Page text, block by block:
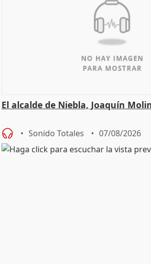
El alcalde de Niebla, Joaquín
Sonido Totales 07/08/2026